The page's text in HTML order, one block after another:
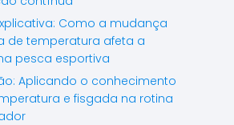
Como a mudança
de temperatura afeta a
pesca esportiva
Aplicando o conhecimento
e fisgada na rotina